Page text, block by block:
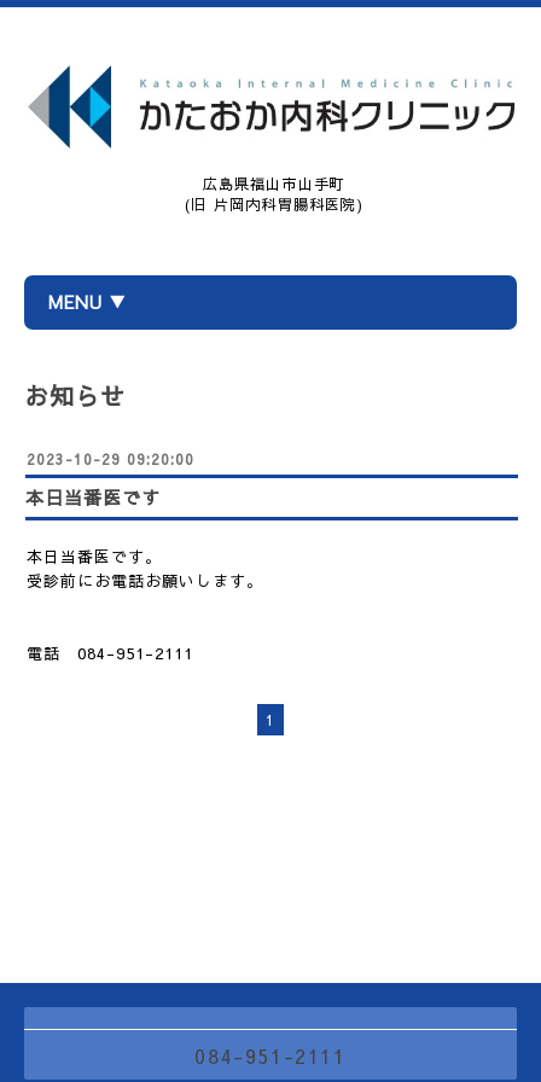
広島県福山市山手町
(旧 片岡内科胃腸科医院)
MENU ▼
お知らせ
2023-10-29 09:20:00
本日当番医です
本日当番医です。
受診前にお電話お願いします。
電話 084-951-2111
1
084-951-2111